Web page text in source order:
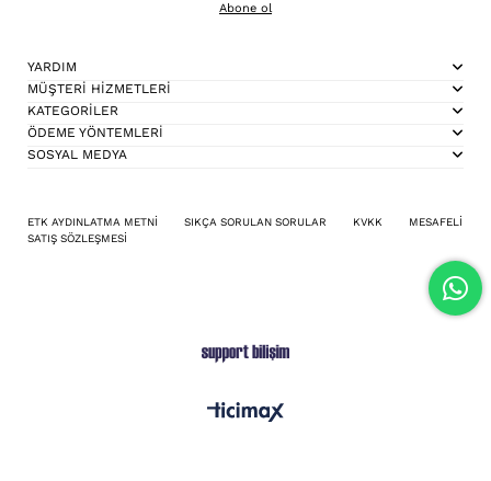
Abone ol
YARDIM
MÜŞTERİ HİZMETLERİ
KATEGORİLER
ÖDEME YÖNTEMLERİ
SOSYAL MEDYA
ETK AYDINLATMA METNİ SIKÇA SORULAN SORULAR KVKK
MESAFELİ
SATIŞ SÖZLEŞMESİ